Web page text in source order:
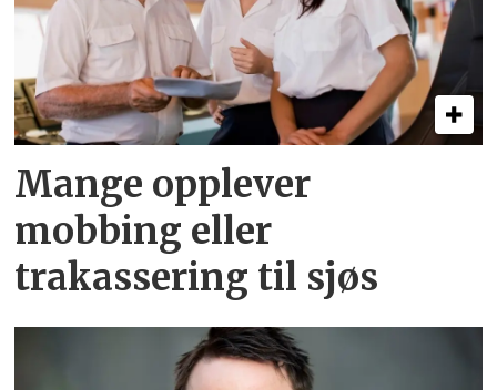
Mange opplever
mobbing eller
trakassering til sjøs